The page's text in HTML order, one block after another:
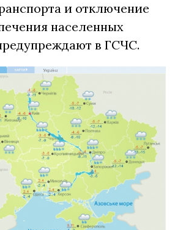
и отключение
населенных
в ГСЧС.